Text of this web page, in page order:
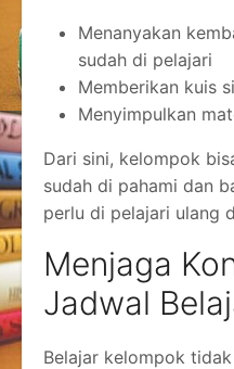
Menanyakan
sudah di pelajari
Memberikan kuis
Menyimpulkan
Dari sini, kelompok
sudah di pahami dan
perlu di pelajari ulang
Menjaga
Jadwal
Belajar kelompok